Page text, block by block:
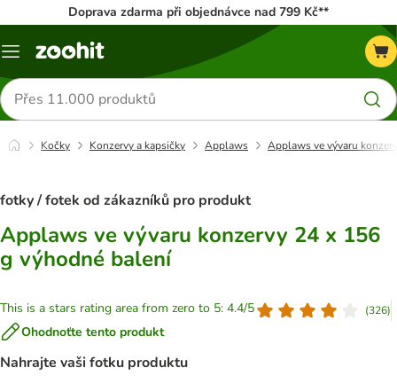
Doprava zdarma při objednávce nad 799 Kč**
Menu
Hledat
produkty
Kočky Konzervy a kapsičky Applaws Applaws ve vývaru
fotky / fotek od zákazníků pro produkt
Applaws ve vývaru konzervy 24 x 156
g výhodné balení
This is a stars rating area from zero to 5: 4.4/5 (326)
Ohodnoťte tento produkt
Nahrajte vaši fotku produktu